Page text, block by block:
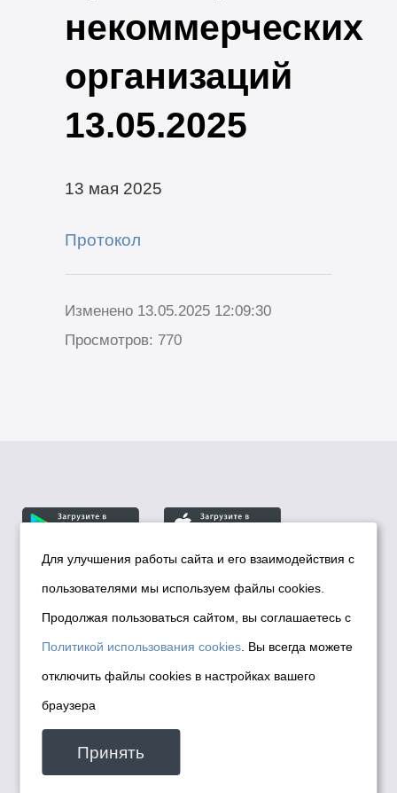
некоммерческих
организаций
13.05.2025
13 мая 2025
Протокол
Изменено 13.05.2025 12:09:30
Просмотров: 770
© Департамент информационной политики мэрии
города Новосибирска, 2026
Политика использования Cookies
Политика по обработке персональных
данных в информационных системах
мэрии города Новосибирска
malinchukvl@mail.ru
Для улучшения работы сайта и его взаимодействия с
пользователями мы используем файлы cookies.
Продолжая пользоваться сайтом, вы соглашаетесь с
Политикой использования cookies . Вы всегда можете
отключить файлы cookies в настройках вашего
браузера
Принять